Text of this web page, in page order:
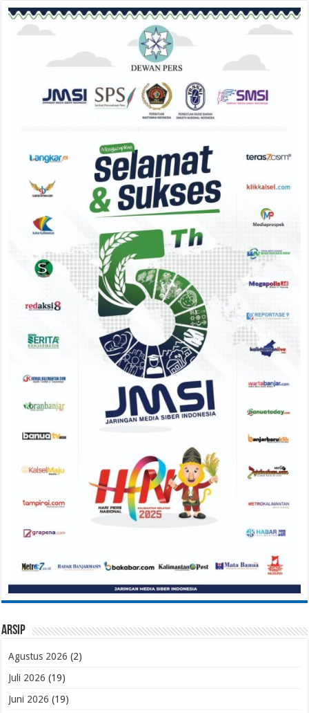
Arsip
Agustus 2026 (2)
Juli 2026 (19)
Juni 2026 (19)